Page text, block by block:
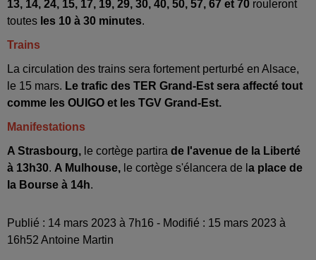
13, 14, 24, 15, 17, 19, 29, 30, 40, 50, 57, 67 et 70 rouleront
toutes les 10 à 30 minutes.
Trains
La circulation des trains sera fortement perturbé en Alsace,
le 15 mars. Le trafic des TER Grand-Est sera affecté tout
comme les OUIGO et les TGV Grand-Est.
Manifestations
A Strasbourg, le cortège partira de l'avenue de la Liberté
à 13h30. A Mulhouse, le cortège s'élancera de l a place de
la Bourse à 14h.
Publié : 14 mars 2023 à 7h16 - Modifié : 15 mars 2023 à
16h52 Antoine Martin